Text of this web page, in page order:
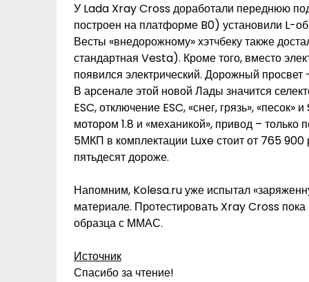
У Lada Xray Cross доработали переднюю
построен на платформе B0) установили L-
Весты «внедорожному» хэтчбеку также
стандартная Vesta). Кроме того, вместо
появился электрический. Дорожный просвет
В арсенале этой новой Лады значится
ESC, отключение ESC, «снег, грязь»,
мотором 1.8 и «механикой», привод – только
5МКП в комплектации Luxe стоит от 765 900
пятьдесят дороже.
Напомним, Kolesa.ru уже испытал
материале. Протестировать Xray Cross пока
образца с ММАС.
Источник
Спасибо за чтение!